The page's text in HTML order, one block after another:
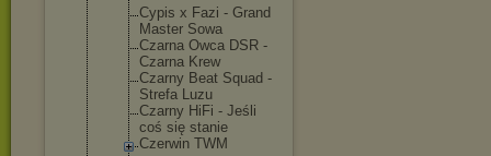
Cypis x Fazi - Grand
Master Sowa
Czarna Owca DSR -
Czarna Krew
Czarny Beat Squad -
Strefa Luzu
Czarny HiFi - Jeśli
coś się stanie
Czerwin TWM